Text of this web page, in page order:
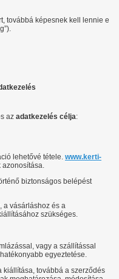
továbbá képesnek kell lennie e
az adatkezelés célja:
lehetővé tétele. www.kerti-
biztonságos belépést
a vásárláshoz és a
szükséges.
vagy a szállítással
egyeztetése.
kiállítása, továbbá a szerződés